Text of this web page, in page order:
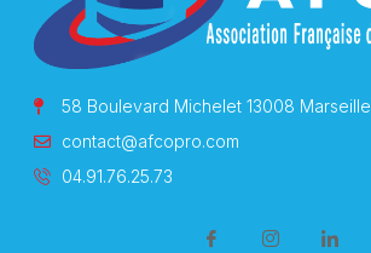
58 Boulevard Michelet 13008 Marseille
contact@afcopro.com
04.91.76.25.73